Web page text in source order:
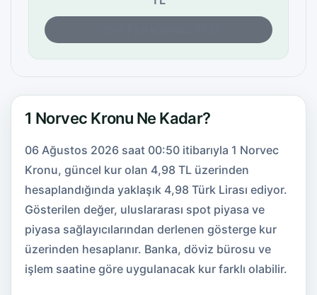
1 Norvec Kronu Ne Kadar?
06 Ağustos 2026 saat 00:50 itibarıyla 1 Norvec
Kronu, güncel kur olan 4,98 TL üzerinden
hesaplandığında yaklaşık 4,98 Türk Lirası ediyor.
Gösterilen değer, uluslararası spot piyasa ve
piyasa sağlayıcılarından derlenen gösterge kur
üzerinden hesaplanır. Banka, döviz bürosu ve
işlem saatine göre uygulanacak kur farklı olabilir.